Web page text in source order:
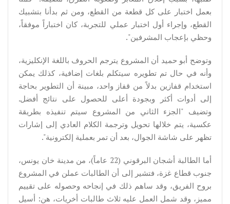
بعمل اختبار على كل قطعة من القطع، ومن ثم بدأنا بتشبيك
القطع، وإجراء أول اختبار عملي للتجربة، كان اختباراً موفقاً،
وحظي بإعجاب المشرفين".
وتوضح أبو حميد أن المشروع يترجم الحروف باللغة الإنكليزية،
وأنه في حال تم تطويره سيتكلم بلغات إضافية، كذلك يمكن
استخدام قفازين بدلاً من قفاز واحد، مبينة أن التطوير بحاجة
إلى أدوات أكثر وبجودة أعلى للحصول على نتائج أفضل.
وتضيف "الجزء الثاني من المشروع سيتم تنفيذه بطريقة
عكسية، يتم خلالها تحويل وترجمة الكلام العادي إلى إشارات
تظهر على شاشة الجوال، بعد أن تمر بعملية إلكترونية".
أما الطالبة أشجان البرقوني (22 عاماً)، من مدينة خان يونس،
جنوب قطاع غزة، فتشير إلى أن الطالبات عملن في المشروع
بروح الفريق، وقد ساهم ذلك في إنجاحه وحصوله على تقييم
مميز، وقد شمل العمل عليه ثلاث طالبات أخريات، هن: أسيل